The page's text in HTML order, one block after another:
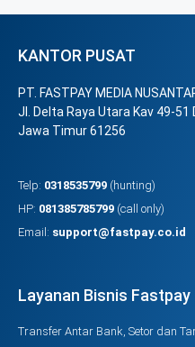
KANTOR PUSAT
PT. FASTPAY MEDIA
Jl. Delta Raya Utara Kav 49-
Jawa Timur 61256
Telp: 0318535799 (hunting)
HP: 081385785799 (call only)
Email: support@fastpay.co.id
Layanan Bisnis Fastpay
Transfer Antar Bank, Setor dan